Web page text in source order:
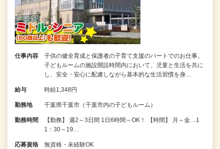
仕事内容
子供の健全育成と保護者の子育て支援のパートでのお仕事。
子どもルームの施設開設時間内において、児童と生活を共に
し、安全・安心に配慮しながら基本的な生活習慣を身…
給与 時給1,348円
勤務地 千葉県千葉市（千葉市内の子どもルーム）
勤務時間
【勤務】 週2～3日間 1日6時間～OK！ 【時間】 月～金…1
1：30～19…
応募資格 無資格・未経験OK